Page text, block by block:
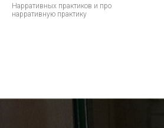
Нарративных практиков и про
нарративную практику